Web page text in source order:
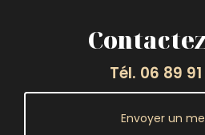
Tél. 06 89
Envoyer un